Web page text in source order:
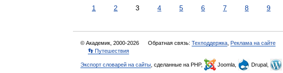
1 2 3 4 5 6 7 8 9
© Академик, 2000-2026 Обратная связь: Техподдержка Реклама на сайте
👣 Путешествия
Экспорт словарей на сайты , сделанные на PHP, Joomla, Drupal,